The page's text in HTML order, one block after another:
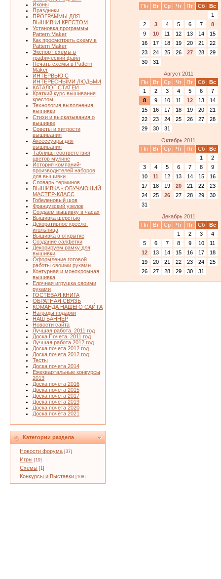
Иконы
Праздники
ПРОГРАММЫ ДЛЯ
ВЫШИВКИ КРЕСТОМ
Установка программы
Pattern Maker
Как просмотреть схему в
Pattern Maker
Экспорт схемы в
графический файл
Печать схемы в Pattern
Maker
ИНТЕРВЬЮ С
ИНТЕРЕСНЫМИ ЛЮДЬМИ
КАТАЛОГ СТАТЕЙ
Краткий курс вышивания
крестом
Технология выполнения
вышивки
Стихи и высказывания о
вышивке
Советы и хитрости
вышивания
Аксессуары для
вышивания
Таблицы соответствия
цветов мулине
История компаний-
производителей наборов
для вышивки
Словарь терминов
ВЫШИВКА - ОБУЧАЮЩИЙ
МАСТЕР-КЛАСС
Гобеленовый шов
Французский узелок
Создаем вышивку в часах
Вышивка шерстью
Декоративное кресло-
игольница
Вышивка в открытке
Создание салфетки
Декорируем рамку для
вышивки
Оформление готовой
работы своими руками
Контурная и монохромная
вышивка
Елочная игрушка своими
руками
ГОСТЕВАЯ КНИГА
ОБРАТНАЯ СВЯЗЬ
КОМАНДА НАШЕГО САЙТА
Награды подарки
НАШ БАННЕР
Новости сайта
Лучшая работа. 2011 год
Доска Почета. 2011 год
Лучшая работа 2012 год
Доска почета 2012 год
Доска почета 2012 год
Тесты
Доска почета 2014
Ежеквартальные конкурсы
2013
Доска почета 2016
Доска почета 2015
Доска почета 2017
Доска почета 2019
Доска почета 2020
Доска почёта 2021
Категории раздела
Новости форума [37]
Игры [19]
Схемы [1]
Конкурсы и Выставки [108]
Пн
Вт Ср Чт Пт Сб
Вс
1
2
3 4 5 6 7
8
9
10 11 12 13 14
15
16
17 18 19 20 21
22
23
24 25 26 27 28
29
30
31
Август 2011
Пн
Вт Ср Чт Пт Сб
Вс
1
2 3 4 5 6
7
8
9 10 11 12 13
14
15
16 17 18 19 20
21
22
23 24 25 26 27
28
29
30
31
Октябрь 2011
Пн
Вт Ср Чт Пт Сб
Вс
1
2
3
4 5 6 7 8
9
10
11 12 13 14 15
16
17
18 19 20 21 22
23
24
25 26 27 28 29
30
31
Декабрь 2011
Пн
Вт Ср Чт Пт Сб
Вс
1
2 3
4
5
6 7 8 9 10
11
12
13 14 15 16 17
18
19
20 21 22 23 24
25
26
27 28 29 30 31